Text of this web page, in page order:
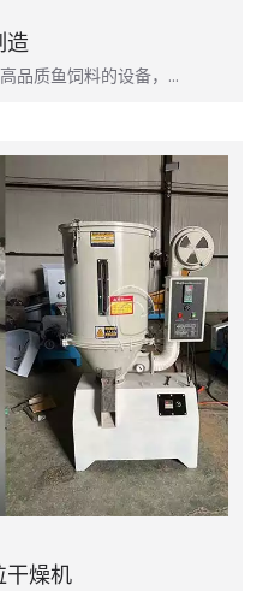
造
品质鱼饲料的设备，…
干燥机